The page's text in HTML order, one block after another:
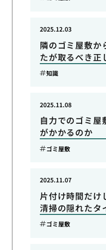
隣のゴミ屋敷か
たが取るべき正
2025.12.03
知識
自力でのゴミ屋
がかかるのか
2025.11.08
ゴミ屋敷
片付け時間だけ
清掃の隠れたタ
2025.11.07
ゴミ屋敷